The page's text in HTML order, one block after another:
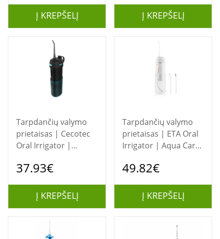
heads 3 | White
Į KREPŠELĮ Į KREPŠELĮ
Tarpdančių valymo
prietaisas | Cecotec
Oral Irrigator |
| 150 ml | Black/Blue
37.93€
Į KREPŠELĮ
Tarpdančių valymo
prietaisas | ETA Oral
Irrigator | Aqua Care
ETA570890000 | 165
of heads 2
49.82€
Į KREPŠELĮ